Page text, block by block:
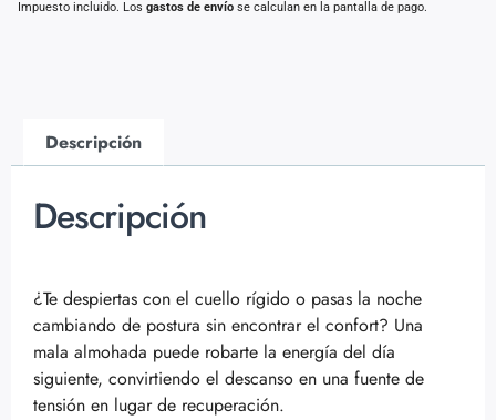
Impuesto incluido. Los gastos de envío se calculan en la pantalla de pago.
Descripción
Descripción
¿Te despiertas con el cuello rígido o pasas la noche
cambiando de postura sin encontrar el confort? Una
mala almohada puede robarte la energía del día
siguiente, convirtiendo el descanso en una fuente de
tensión en lugar de recuperación.